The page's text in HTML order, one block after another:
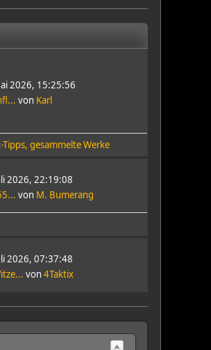
2026, 15:25:56
von Karl
Tipps, gesammelte Werke
2026, 22:19:08
von M. Bumerang
2026, 07:37:48
von 4Taktix